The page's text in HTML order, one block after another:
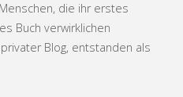
die ihr erstes
Buch verwirklichen
Blog, entstanden als